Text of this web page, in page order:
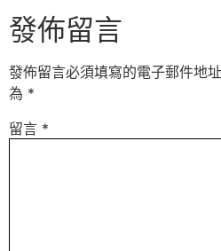
發佈留言
發佈留言必須填寫的電子郵件地
為 *
留言 *